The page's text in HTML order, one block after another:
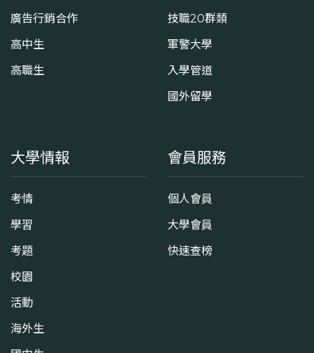
廣告行銷合作
高中生
高職生
技職20群類
軍警大學
入學管道
國外留學
大學情報
考情
學習
考題
校園
活動
海外生
會員服務
個人會員
大學會員
快速查榜